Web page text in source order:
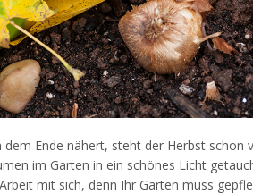
Ende nähert, steht der Herbst schon
im Garten in ein schönes Licht
mit sich, denn Ihr Garten muss